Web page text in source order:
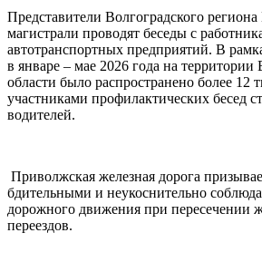
Представители Волгоградского
магистрали проводят беседы с
автотранспортных предприятий. В
в январе – мае 2026 года на территории
области было распространено более 12
участниками профилактических бесед
водителей.
Приволжская железная дорога
бдительными и неукоснительно
дорожного движения при пересечении
переездов.